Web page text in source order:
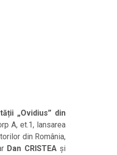
„Ovidius” din
A, et.1, lansarea
din România,
Dan CRISTEAși